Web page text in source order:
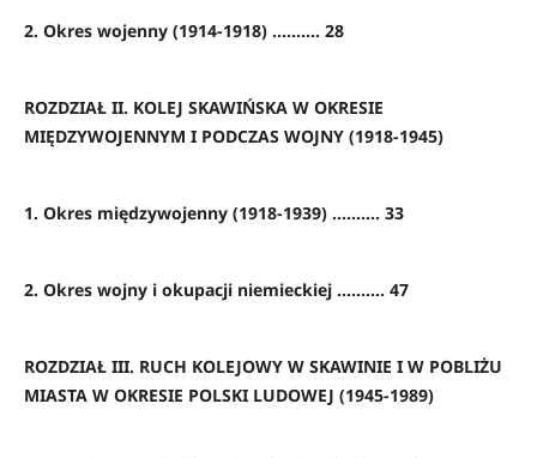
2. Okres wojenny (1914-1918) .......... 28
ROZDZIAŁ II. KOLEJ SKAWIŃSKA W OKRESIE
MIĘDZYWOJENNYM I PODCZAS WOJNY (1918-1945)
1. Okres międzywojenny (1918-1939) .......... 33
2. Okres wojny i okupacji niemieckiej .......... 47
ROZDZIAŁ III. RUCH KOLEJOWY W SKAWINIE I W POBLIŻU
MIASTA W OKRESIE POLSKI LUDOWEJ (1945-1989)